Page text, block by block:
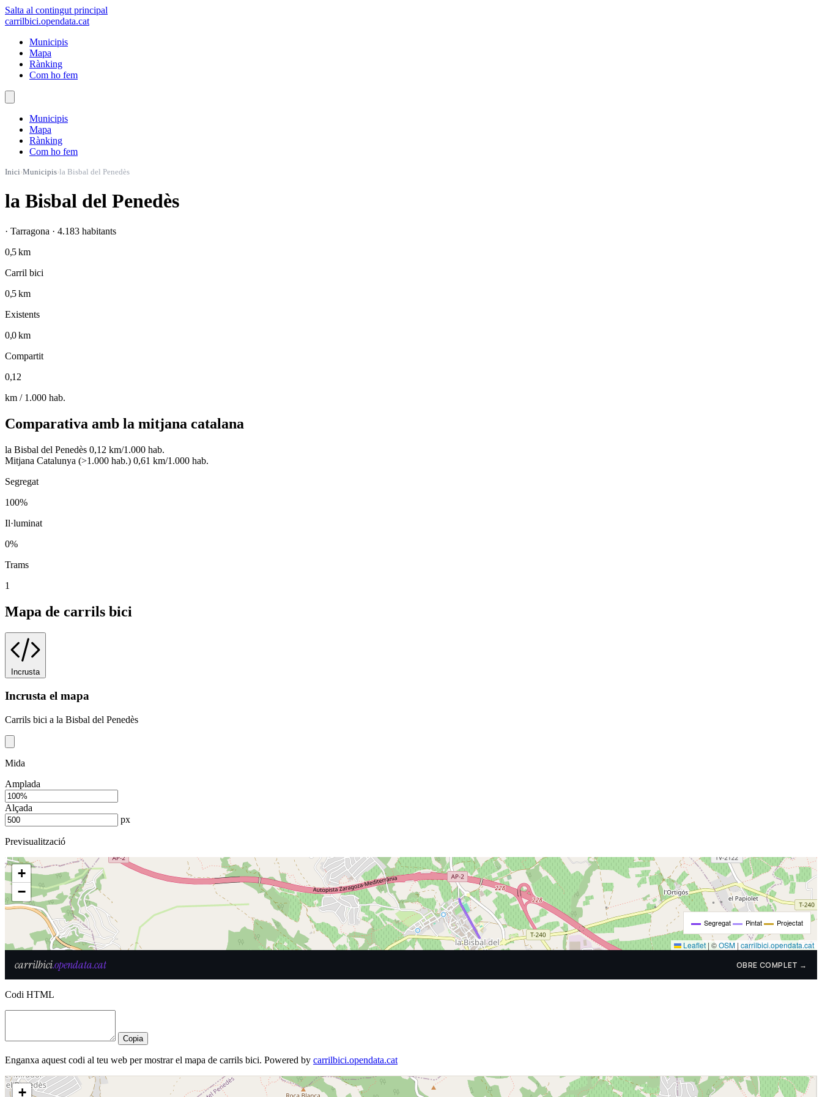
Salta al contingut principal
carrilbici.opendata.cat
Municipis
Mapa
Rànking
Com ho fem
Municipis
Mapa
Rànking
Com ho fem
Inici›Municipis›la Bisbal del Penedès
la Bisbal del Penedès
· Tarragona · 4.183 habitants
0,5 km
Carril bici
0,5 km
Existents
0,0 km
Compartit
0,12
km / 1.000 hab.
Comparativa amb la mitjana catalana
la Bisbal del Penedès 0,12 km/1.000 hab.
Mitjana Catalunya (>1.000 hab.) 0,61 km/1.000 hab.
Segregat
100%
Il·luminat
0%
Trams
1
Mapa de carrils bici
Incrusta
Incrusta el mapa
Carrils bici a la Bisbal del Penedès
Mida
Amplada
Alçada
px
Previsualització
Codi HTML
Copia
Enganxa aquest codi al teu web per mostrar el mapa de carrils bici. Powered by carrilbici.opendata.cat
+